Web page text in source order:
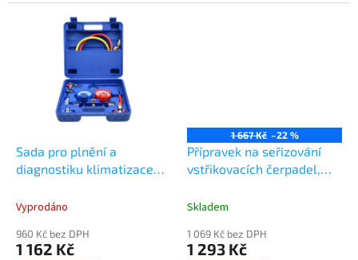
stahováku je určena pro
demontáž...
Sada pro plnění a
diagnostiku klimatizace
Vyprodáno
960 Kč bez DPH
1 162 Kč
1 667 Kč –22 %
Přípravek na seřizování
vstřikovacích čerpadel,
FORD, RENAULT
Skladem
1 069 Kč bez DPH
1 293 Kč